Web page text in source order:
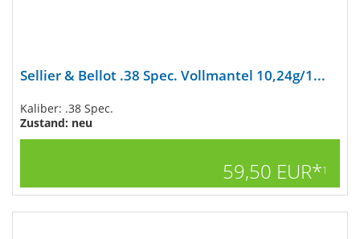
Sellier & Bellot .38 Spec. Vollmantel 10,24g/1...
Kaliber: .38 Spec.
Zustand: neu
59,50 EUR*1